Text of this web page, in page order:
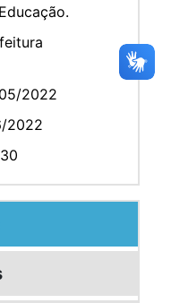
2022
2022